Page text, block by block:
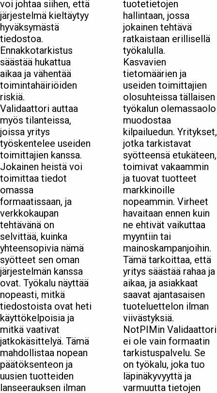
voi johtaa siihen, että
järjestelmä kieltäytyy
hyväksymästä
tiedostoa.
Ennakkotarkistus
säästää hukattua
aikaa ja vähentää
toimintahäiriöiden
riskiä.
Validaattori auttaa
myös tilanteissa,
joissa yritys
työskentelee useiden
toimittajien kanssa.
Jokainen heistä voi
toimittaa tiedot
omassa
formaatissaan, ja
verkkokaupan
tehtävänä on
selvittää, kuinka
yhteensopivia nämä
syötteet sen oman
järjestelmän kanssa
ovat. Työkalu näyttää
nopeasti, mitkä
tiedostoista ovat heti
käyttökelpoisia ja
mitkä vaativat
jatkokäsittelyä. Tämä
mahdollistaa nopean
päätöksenteon ja
uusien tuotteiden
lanseerauksen ilman
tuotetietojen
hallintaan, jossa
jokainen tehtävä
ratkaistaan erillisellä
työkalulla.
Kasvavien
tietomäärien ja
useiden toimittajien
olosuhteissa tällaisen
työkalun olemassaolo
muodostaa
kilpailuedun. Yritykset,
jotka tarkistavat
syötteensä etukäteen,
toimivat vakaammin
ja tuovat tuotteet
markkinoille
nopeammin. Virheet
havaitaan ennen kuin
ne ehtivät vaikuttaa
myyntiin tai
mainoskampanjoihin.
Tämä tarkoittaa, että
yritys säästää rahaa ja
aikaa, ja asiakkaat
saavat ajantasaisen
tuoteluettelon ilman
viivästyksiä.
NotPIMin Validaattori
ei ole vain formaatin
tarkistuspalvelu. Se
on työkalu, joka tuo
läpinäkyvyyttä ja
varmuutta tietojen